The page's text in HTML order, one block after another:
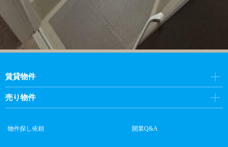
賃貸物件
売り物件
物件探し依頼 開業Q&A